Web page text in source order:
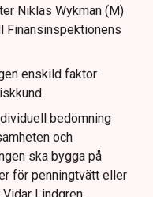
Niklas Wykman (M)
Finansinspektionens
enskild faktor
bedömning
och
ska bygga på
för penningtvätt eller